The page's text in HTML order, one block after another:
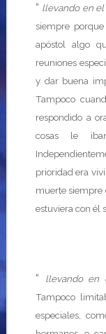
“ llevando en
siempre
apóstol algo
reuniones
y dar buena
Tampoco
respondido a
cosas le
prioridad era
muerte siempre
estuviera con él
“ llevando en
Tampoco
especiales,